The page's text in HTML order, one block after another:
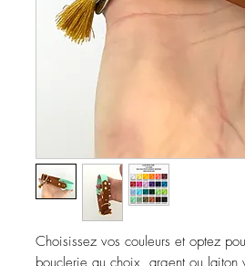
Choisissez vos couleurs et optez
bouclerie au choix, argent ou